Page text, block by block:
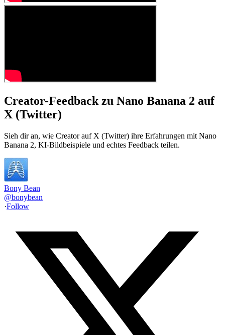
Creator-Feedback zu Nano Banana 2 auf
X (Twitter)
Sieh dir an, wie Creator auf X (Twitter) ihre Erfahrungen mit Nano
Banana 2, KI-Bildbeispiele und echtes Feedback teilen.
Bony Bean
@bonybean
·Follow